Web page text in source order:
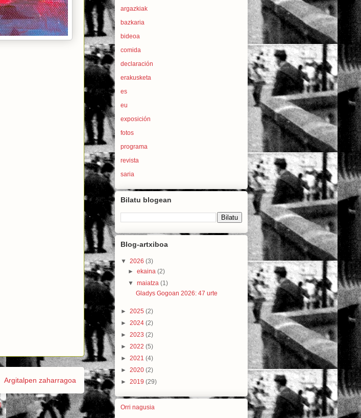
Argitalpen zaharragoa
argazkiak
bazkaria
bideoa
comida
declaración
erakusketa
es
eu
exposición
fotos
programa
revista
saria
Bilatu blogean
Blog-artxiboa
▼ 2026 (3)
►ekaina(2)
▼maiatza(1)
Gladys Gogoan 2026: 47 urte
► 2025 (2)
► 2024 (2)
► 2023 (2)
► 2022 (5)
► 2021 (4)
► 2020 (2)
► 2019 (29)
Orri nagusia